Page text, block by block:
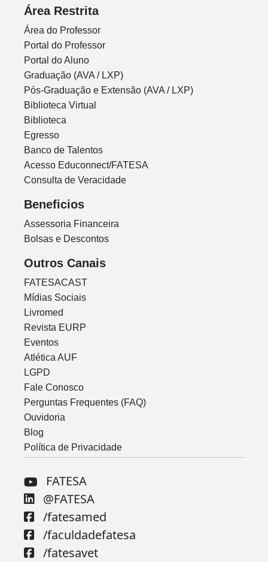
Área Restrita
Área do Professor
Portal do Professor
Portal do Aluno
Graduação (AVA / LXP)
Pós-Graduação e Extensão (AVA / LXP)
Biblioteca Virtual
Biblioteca
Egresso
Banco de Talentos
Acesso Educonnect/FATESA
Consulta de Veracidade
Beneficios
Assessoria Financeira
Bolsas e Descontos
Outros Canais
FATESACAST
Mídias Sociais
Livromed
Revista EURP
Eventos
Atlética AUF
LGPD
Fale Conosco
Perguntas Frequentes (FAQ)
Ouvidoria
Blog
Política de Privacidade
FATESA
@FATESA
/fatesamed
/faculdadefatesa
/fatesavet